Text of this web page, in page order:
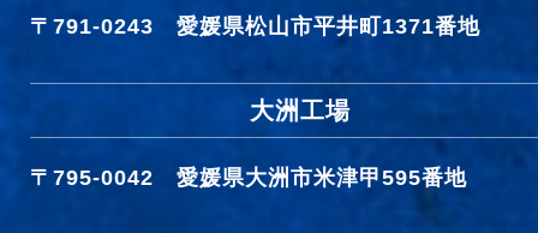
〒791-0243 愛媛県松山市平井町1371番地
大洲工場
〒795-0042 愛媛県大洲市米津甲595番地